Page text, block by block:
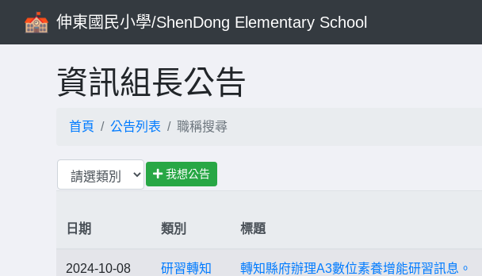
伸東國民小學/ShenDong Elementary School
資訊組長公告
首頁 公告列表 職稱搜尋
我想公告
日期 類別 標題
2024-10-08 研習轉知 轉知縣府辦理A3數位素養增能研習訊息。